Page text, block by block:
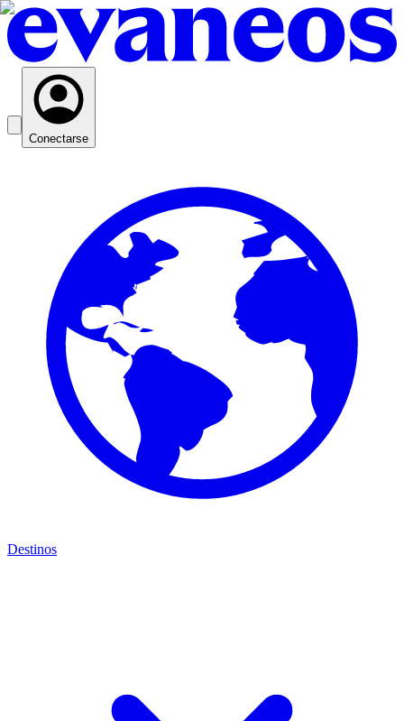
Conectarse
Destinos